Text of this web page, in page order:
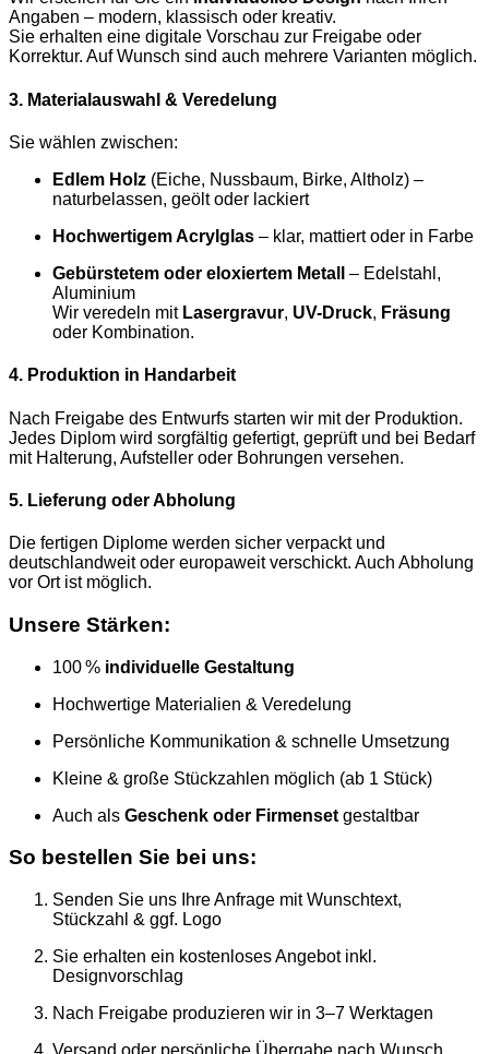
Angaben – modern, klassisch oder kreativ.
Sie erhalten eine digitale Vorschau zur Freigabe oder
Korrektur. Auf Wunsch sind auch mehrere Varianten möglich.
3. Materialauswahl & Veredelung
Sie wählen zwischen:
Edlem Holz (Eiche, Nussbaum, Birke, Altholz) –
naturbelassen, geölt oder lackiert
Hochwertigem Acrylglas – klar, mattiert oder in Farbe
Gebürstetem oder eloxiertem Metall
– Edelstahl,
Aluminium
Wir veredeln mit Lasergravur, UV-Druck, Fräsung
oder Kombination.
4. Produktion in Handarbeit
Nach Freigabe des Entwurfs starten wir mit der Produktion.
Jedes Diplom wird sorgfältig gefertigt, geprüft und bei Bedarf
mit Halterung, Aufsteller oder Bohrungen versehen.
5. Lieferung oder Abholung
Die fertigen Diplome werden sicher verpackt und
deutschlandweit oder europaweit verschickt. Auch Abholung
vor Ort ist möglich.
Unsere Stärken:
100 % individuelle Gestaltung
Hochwertige Materialien & Veredelung
Persönliche Kommunikation & schnelle Umsetzung
Kleine & große Stückzahlen möglich (ab 1 Stück)
Auch als Geschenk oder Firmenset gestaltbar
So bestellen Sie bei uns:
Senden Sie uns Ihre Anfrage mit Wunschtext,
Stückzahl & ggf. Logo
Sie erhalten ein kostenloses Angebot inkl.
Designvorschlag
Nach Freigabe produzieren wir in 3–7 Werktagen
Versand oder persönliche Übergabe nach Wunsch